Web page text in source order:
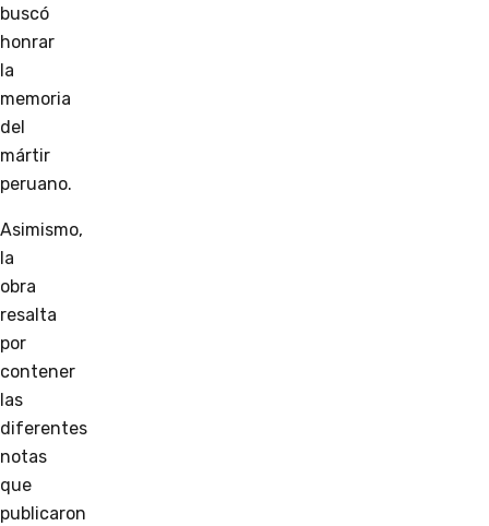
buscó
honrar
la
memoria
del
mártir
peruano.
Asimismo,
la
obra
resalta
por
contener
las
diferentes
notas
que
publicaron